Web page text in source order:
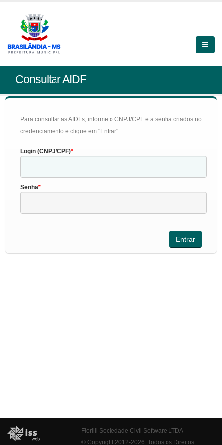
Consultar AIDF
Para consultar as AIDFs, informe o CNPJ/CPF e a senha criados no
credenciamento e clique em "Entrar".
Login (CNPJ/CPF)
Senha
Fiorilli Sociedade Civil Software LTDA
© Copyright 2012-2026. Todos os Direitos